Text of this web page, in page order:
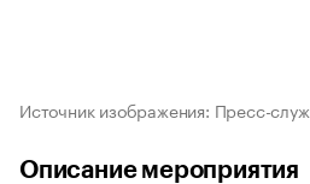
Источник изображения: Пресс-
Описание мероприятия